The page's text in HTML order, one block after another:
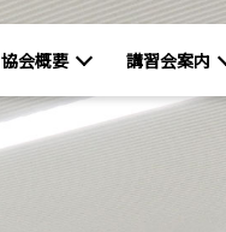
協会概要 講習会案内